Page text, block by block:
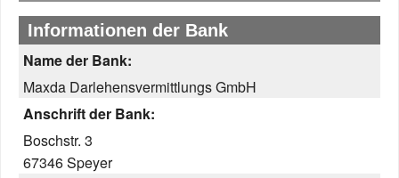
Informationen der Bank
Name der Bank:
Maxda Darlehensvermittlungs GmbH
Anschrift der Bank:
Boschstr. 3
67346 Speyer